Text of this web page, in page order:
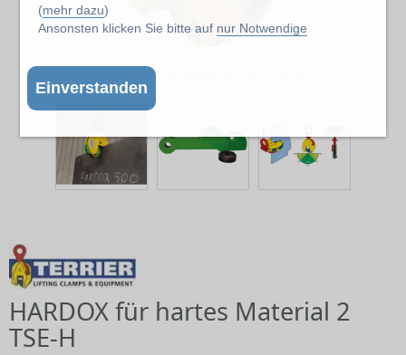
(mehr dazu)
Ansonsten klicken Sie bitte auf nur Notwendige
Einverstanden
Abbildung kann abweichen vom Original
HARDOX für hartes Material 2
TSE-H